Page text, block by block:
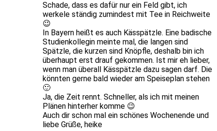
Schade, dass es dafür nur ein Feld gibt, ich
werkele ständig zumindest mit Tee in Reichweite
😉
In Bayern heißt es auch Kässpätzle. Eine badische
Studienkollegin meinte mal, die langen sind
Spätzle, die kurzen sind Knöpfle, deshalb bin ich
überhaupt erst drauf gekommen. Ist mir eh lieber,
wenn man überall Kässpätzle dazu sagen darf. Die
könnten gerne bald wieder am Speiseplan stehen
🙂
Ja, die Zeit rennt. Schneller, als ich mit meinen
Plänen hinterher komme 😉
Auch dir schon mal ein schönes Wochenende und
liebe Grüße, heike